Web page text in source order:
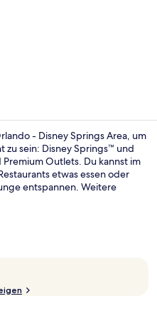
- Disney Springs Area, um
sein: Disney Springs™ und
Outlets. Du kannst im
etwas essen oder
entspannen. Weitere
Pool und die bequemen